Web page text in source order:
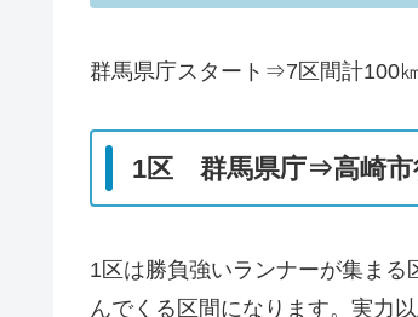
群馬県庁スタート⇒7区間計100
1区 群馬県庁⇒高崎
1区は勝負強いランナーが集ま
んでくる区間になります。実力